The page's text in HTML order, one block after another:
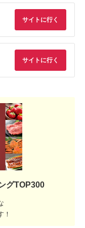
サイトに行く
サイトに行く
グTOP300
！